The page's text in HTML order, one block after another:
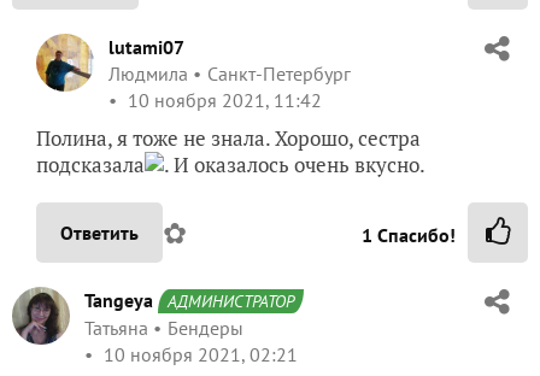
lutami07
Людмила
Санкт-Петербург
10 ноября 2021, 11:42
Полина, я тоже не знала. Хорошо, сестра
подсказала
. И оказалось очень вкусно.
Ответить ✿ 1 Спасибо!
Tangeya АДМИНИСТРАТОР
Татьяна
Бендеры
10 ноября 2021, 02:21